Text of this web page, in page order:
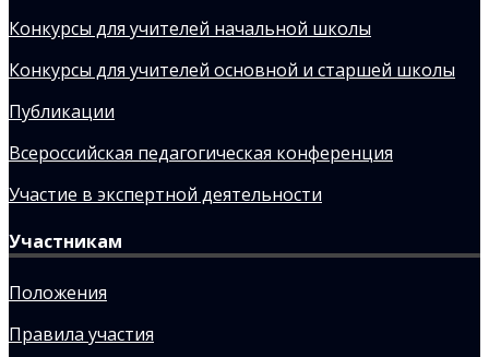
Конкурсы для учителей начальной школы
Конкурсы для учителей основной и старшей школы
Публикации
Всероссийская педагогическая конференция
Участие в экспертной деятельности
Участникам
Положения
Правила участия